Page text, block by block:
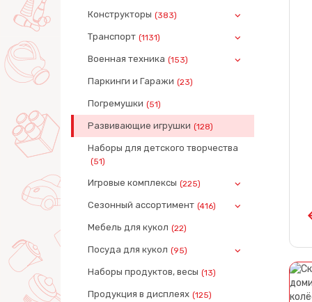
Конструкторы (383)
Транспорт (1131)
Военная техника (153)
Паркинги и Гаражи (23)
Погремушки (51)
Развивающие игрушки (128)
Наборы для детского творчества
(51)
Игровые комплексы (225)
Сезонный ассортимент (416)
Мебель для кукол (22)
Посуда для кукол (95)
Наборы продуктов, весы (13)
Продукция в дисплеях (125)